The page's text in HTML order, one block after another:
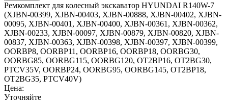
Ремкомплект для колесный экскаватор HYUNDAI R140W-7
(XJBN-00399, XJBN-00403, XJBN-00888, XJBN-00402, XJBN-
00095, XJBN-00401, XJBN-00400, XJBN-00361, XJBN-00362,
XJBN-00233, XJBN-00097, XJBN-00879, XJBN-00820, XJBN-
00837, XJBN-00363, XJBN-00398, XJBN-00397, XJBN-00399,
OORBP8, OORBP11, OORBP16, OORBP18, OORBG30,
OORBG85, OORBG115, OORBG120, OT2BP16, OT2BG30,
PTCV35V, OORBP24, OORBG95, OORBG145, OT2BP18,
OT2BG35, PTCV40V)
Цена:
Уточняйте